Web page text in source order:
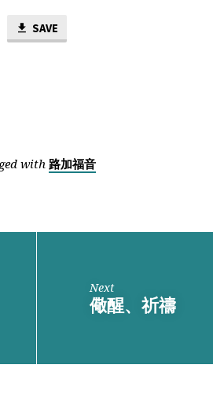
SAVE
with 路加福音
Next
儆醒、祈禱